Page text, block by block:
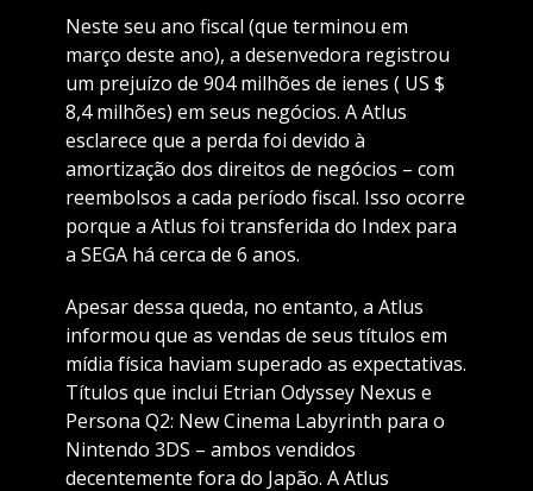
Neste seu ano fiscal (que terminou em
março deste ano), a desenvedora registrou
um prejuízo de 904 milhões de ienes ( US $
8,4 milhões) em seus negócios. A Atlus
esclarece que a perda foi devido à
amortização dos direitos de negócios – com
reembolsos a cada período fiscal. Isso ocorre
porque a Atlus foi transferida do Index para
a SEGA há cerca de 6 anos.
Apesar dessa queda, no entanto, a Atlus
informou que as vendas de seus títulos em
mídia física haviam superado as expectativas.
Títulos que inclui Etrian Odyssey Nexus e
Persona Q2: New Cinema Labyrinth para o
Nintendo 3DS – ambos vendidos
decentemente fora do Japão. A Atlus